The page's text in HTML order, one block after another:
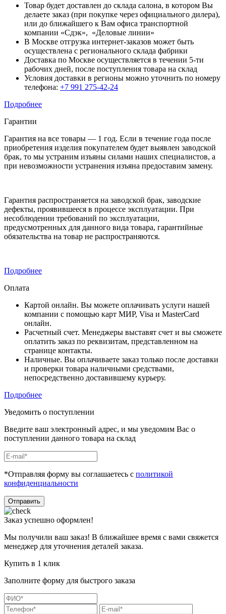
Товар будет доставлен до склада салона, в котором Вы
делаете заказ (при покупке через официального дилера),
или до ближайшего к Вам офиса транспортной
компании «Сдэк», «Деловые линии»
В Москве отгрузка интернет-заказов может быть
осуществлена с регионального склада фабрики
Доставка по Москве осуществляется в течении 5-ти
рабочих дней, после поступления товара на склад
Условия доставки в регионы можно уточнить по номеру
телефона: +7 991 275-42-24
Подробнее
Гарантии
Гарантия на все товары — 1 год. Если в течение года после
приобретения изделия покупателем будет выявлен заводской
брак, то мы устраним изъяны силами наших специалистов, а
при невозможности устранения изъяна предоставим замену.
Гарантия распространяется на заводской брак, заводские
дефекты, проявившееся в процессе эксплуатации. При
несоблюдении требований по эксплуатации,
предусмотренных для данного вида товара, гарантийные
обязательства на товар не распространяются.
Подробнее
Оплата
Картой онлайн. Вы можете оплачивать услуги нашей
компании с помощью карт МИР, Visa и MasterCard
онлайн.
Расчетный счет. Менеджеры выставят счет и вы сможете
оплатить заказ по реквизитам, представленном на
странице контакты.
Наличные. Вы оплачиваете заказ только после доставки
и проверки товара наличными средствами,
непосредственно доставившему курьеру.
Подробнее
Уведомить о поступлении
Введите ваш электронный адрес, и мы уведомим Вас о
поступлении данного товара на склад
*Отправляя форму вы соглашаетесь с политикой
конфиденциальности
Отправить
Заказ успешно оформлен!
Мы получили ваш заказ! В ближайшее время с вами свяжется
менеджер для уточнения деталей заказа.
Купить в 1 клик
Заполните форму для быстрого заказа